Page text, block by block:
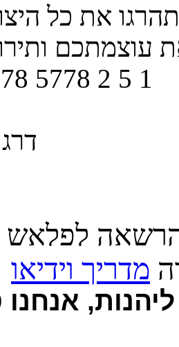
את כל
עוצמתכם
5778 2 5 1
לפלאש
מדריך וידיאו